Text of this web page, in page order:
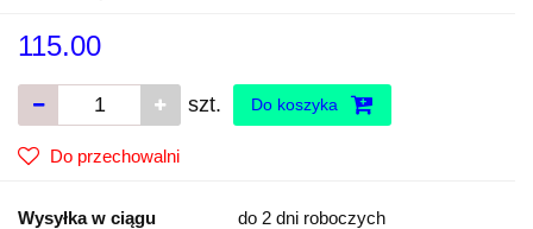
115.00
szt. Do koszyka
Do przechowalni
Wysyłka w ciągu do 2 dni roboczych